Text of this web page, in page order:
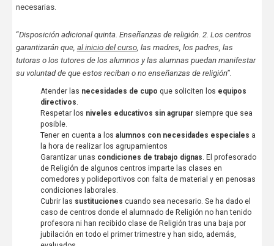
necesarias.
“Disposición adicional quinta. Enseñanzas de religión. 2. Los centros
garantizarán que, al inicio del curso, las madres, los padres, las
tutoras o los tutores de los alumnos y las alumnas puedan manifestar
su voluntad de que estos reciban o no enseñanzas de religión”.
Atender las necesidades de cupo que soliciten los equipos
directivos
Respetar los niveles educativos sin agruparsiempre que sea
posible.
Tener en cuenta a los alumnos con necesidades especiales a
la hora de realizar los agrupamientos
Garantizar unas condiciones de trabajo dignas . El profesorado
de Religión de algunos centros imparte las clases en
comedores y polideportivos con falta de material y en penosas
condiciones laborales.
Cubrir las sustituciones cuando sea necesario. Se ha dado el
caso de centros donde el alumnado de Religión no han tenido
profesora ni han recibido clase de Religión tras una baja por
jubilación en todo el primer trimestre y han sido, además,